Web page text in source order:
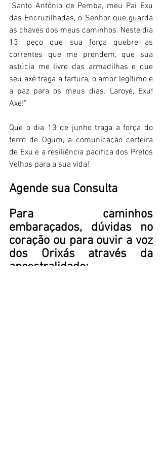
"Santo Antônio de Pemba, meu Pai Exu
das Encruzilhadas, o Senhor que guarda
as chaves dos meus caminhos. Neste dia
13, peço que sua força quebre as
correntes que me prendem, que sua
astúcia me livre das armadilhas e que
seu axé traga a fartura, o amor legítimo e
a paz para os meus dias. Laroyé, Exu!
Axé!"
Que o dia 13 de junho traga a força do
ferro de Ogum, a comunicação certeira
de Exu e a resiliência pacífica dos Pretos
Velhos para a sua vida!
Agende sua Consulta
Para caminhos
embaraçados, dúvidas no
coração ou para ouvir a voz
dos Orixás através da
ancestralidade: